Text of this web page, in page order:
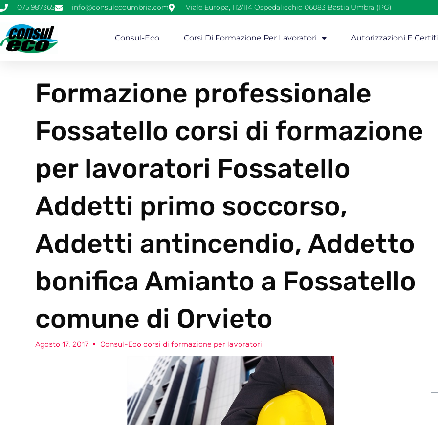
075.987365 info@consulecoumbria.com Viale Europa, 112/114 Ospedalicchio 06083 Bastia Umbra (PG)
Consul-Eco Corsi Di Formazione Per Lavoratori Autorizzazioni E
Formazione professionale
Fossatello corsi di formazione
per lavoratori Fossatello
Addetti primo soccorso,
Addetti antincendio, Addetto
bonifica Amianto a Fossatello
comune di Orvieto
Agosto 17, 2017 Consul-Eco corsi di formazione per lavoratori